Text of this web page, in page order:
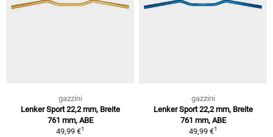
gazzini
Lenker Sport 22,2 mm, Breite
761 mm, ABE
49,99 €1
gazzini
Lenker Sport 22,2 mm, Breite
761 mm, ABE
49,99 €1